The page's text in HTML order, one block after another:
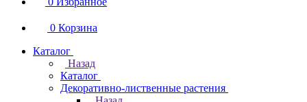
0 Корзина
Каталог
Назад
Каталог
Декоративно-лиственные растения